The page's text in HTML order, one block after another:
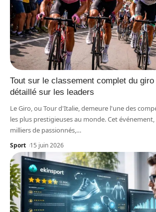
Tout sur le classement complet du
détaillé sur les leaders
Le Giro, ou Tour d'Italie, demeure l'une des
les plus prestigieuses au monde. Cet
milliers de passionnés,…
Sport 15 juin 2026